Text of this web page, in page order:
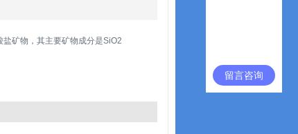
留言咨询
矿物，其主要矿物成分是SiO2